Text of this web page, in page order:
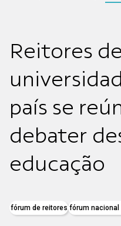
Reitores de
país se
debater
educação
fórum de reitores fórum nacional